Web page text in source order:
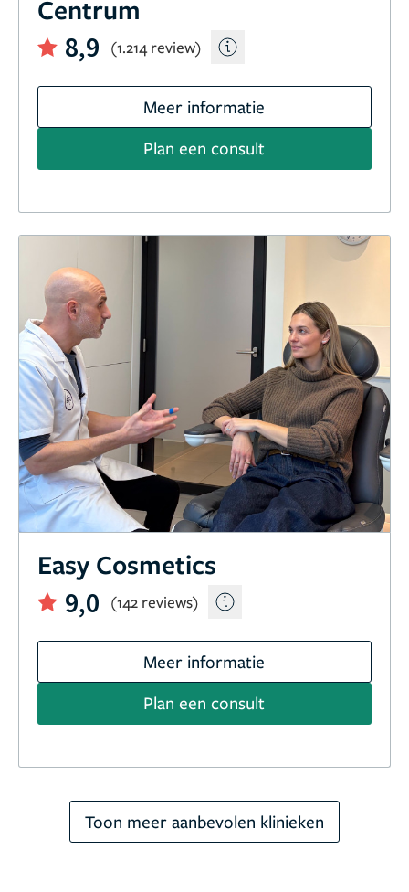
Centrum
8,9
(1.214 review)
Meer informatie
Plan een consult
Easy Cosmetics
9,0
(142 reviews)
Meer informatie
Plan een consult
Toon meer aanbevolen klinieken